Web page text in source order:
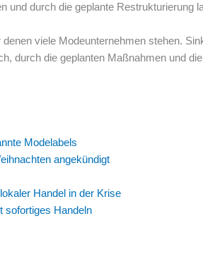
und durch die geplante Restrukturierung
viele Modeunternehmen stehen.
durch die geplanten Maßnahmen und
Modelabels
angekündigt
Handel in der Krise
sofortiges Handeln